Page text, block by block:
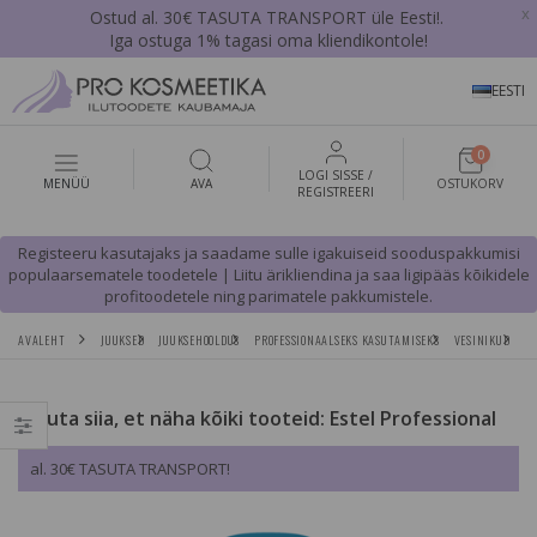
Ostud al. 30€ TASUTA TRANSPORT üle Eesti!.
Iga ostuga 1% tagasi oma kliendikontole!
x
EESTI
MENÜÜ AVA
LOGI SISSE /
REGISTREERI
0
OSTUKORV
Registeeru kasutajaks ja saadame sulle igakuiseid sooduspakkumisi
populaarsematele toodetele | Liitu ärikliendina ja saa ligipääs kõikidele
profitoodetele ning parimatele pakkumistele.
AVALEHT JUUKSED JUUKSEHOOLDUS PROFESSIONAALSEKS KASUTAMISEKS VESINIKUD
Vajuta siia, et näha kõiki tooteid: Estel Professional
al. 30€ TASUTA TRANSPORT!